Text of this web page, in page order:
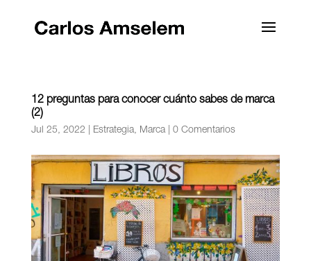
12 preguntas para conocer cuánto sabes de marca
(2)
Jul 25, 2022 Estrategia, Marca| 0 Comentarios